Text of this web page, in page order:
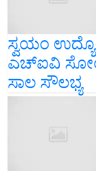
ಸ್ವಯಂ
ಎಚ್ಐವಿ
ಸಾಲ ಸೌಲಭ್ಯ